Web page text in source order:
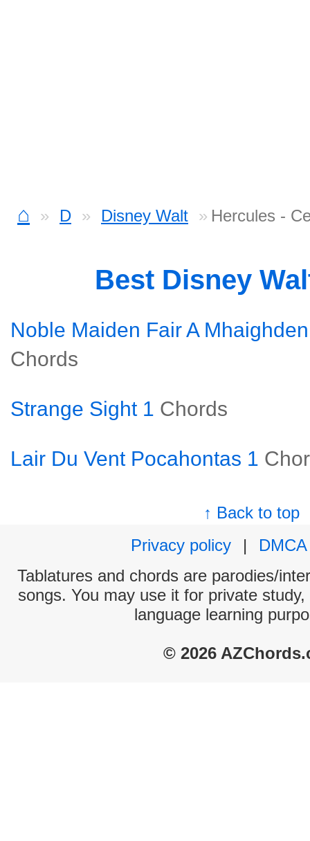
⌂ D Disney Walt Hercules -
Best Disney
Noble Maiden Fair A
Chords
Strange Sight 1 Chords
Lair Du Vent Pocahontas 1
↑ Back to top
Privacy policy
|
DMCA
Tablatures and chords are parodies/
songs. You may use it for private
language learning
© 2026